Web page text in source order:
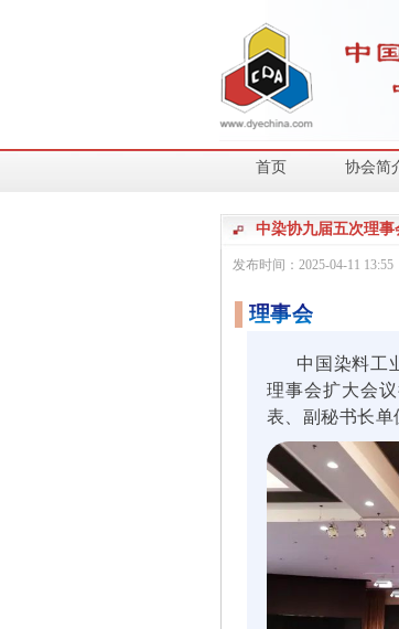
首页 协会简
中染协九届五次理
发布时间： 2025-04-11 13:55
理事会
中国染料工业
理事会扩大会
表、副秘书长单